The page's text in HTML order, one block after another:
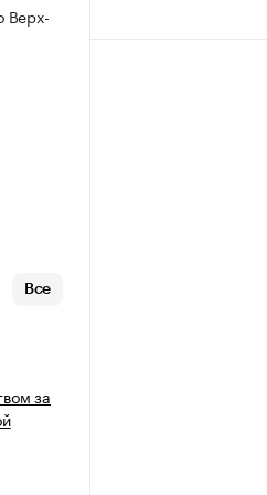
Верх-
Все
за